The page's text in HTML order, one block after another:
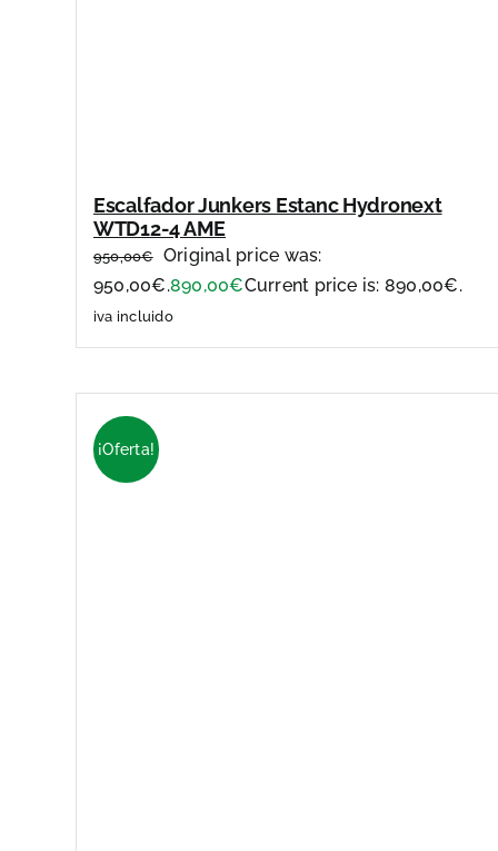
Escalfador Junkers Estanc Hydronext
WTD12-4 AME
950,00€
Original price was:
950,00€.890,00€Current price is: 890,00€.
iva incluido
¡Oferta!